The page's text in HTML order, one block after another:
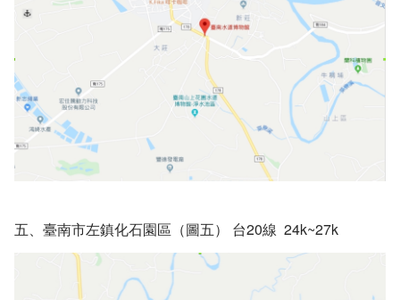
五、臺南市左鎮化石園區（圖五） 台20線 24k~27k